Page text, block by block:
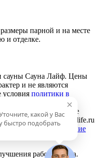
парной и на месте
и отделке.
сауны Сауна Лайф. Цены
и не являются
политики в
раз, когда оставляете
на сайте sauna-life.ru
соглашение
работы сайта.
×
какой у Вас
быстро подобрать